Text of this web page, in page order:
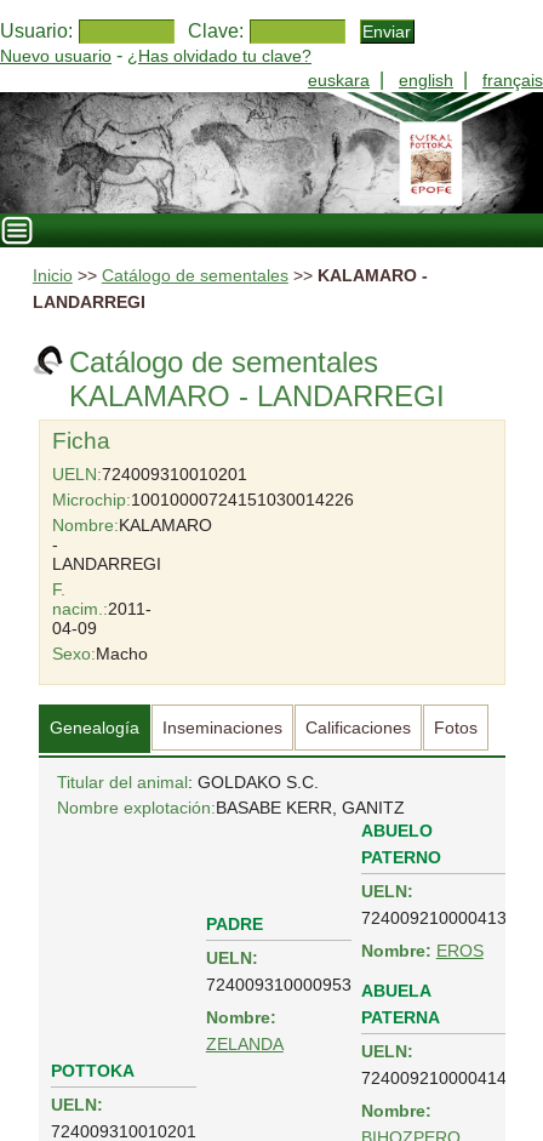
Usuario: Clave:
Nuevo usuario - ¿Has olvidado tu clave?
euskara
english français
Inicio>> Catálogo de sementales>> KALAMARO -
LANDARREGI
Catálogo de sementales
KALAMARO - LANDARREGI
Ficha
UELN:724009310010201
Microchip:10010000724151030014226
Nombre:KALAMARO
-
LANDARREGI
F.
nacim.:2011-
04-09
Sexo:Macho
Genealogía Inseminaciones Calificaciones Fotos
Titular del animal: GOLDAKO S.C.
Nombre explotación:BASABE KERR, GANITZ
POTTOKA
UELN:
724009310010201
PADRE
UELN:
724009310000953
Nombre:
ZELANDA
ABUELO
PATERNO
UELN:
724009210000413
Nombre: EROS
ABUELA
PATERNA
UELN:
724009210000414
Nombre: